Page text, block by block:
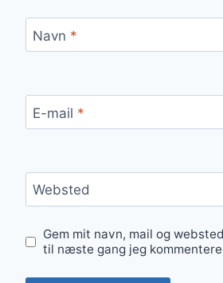
Navn *
E-mail *
Websted
Gem mit navn, mail og
til næste gang jeg